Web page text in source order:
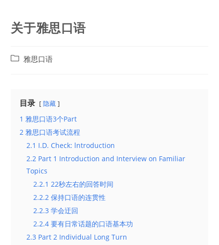
关于雅思口语
Post雅思口语
目录 隐藏
1 雅思口语3个Part
2 雅思口语考试流程
2.1 I.D. Check: lntroduction
2.2 Part 1 Introduction and Interview on Familiar
Topics
2.2.1 22秒左右的回答时间
2.2.2 保持口语的连贯性
2.2.3 学会迂回
2.2.4 要有日常话题的口语基本功
2.3 Part 2 Individual Long Turn